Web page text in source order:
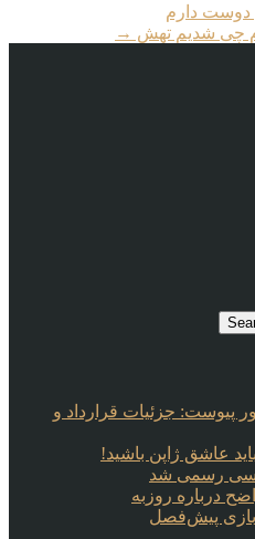
دوست دارم
چی شدیم تهش →
پیوست: جزئیات قرارداد و
عاشق ژاپن باشید!
چلسی رسمی شد
درباره روزبه
بازی پیش‌فصل